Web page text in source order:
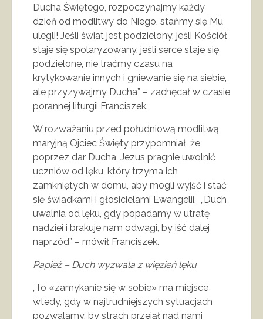
Ducha Świętego, rozpoczynajmy każdy
dzień od modlitwy do Niego, stańmy się Mu
ulegli! Jeśli świat jest podzielony, jeśli Kościół
staje się spolaryzowany, jeśli serce staje się
podzielone, nie traćmy czasu na
krytykowanie innych i gniewanie się na siebie,
ale przyzywajmy Ducha” – zachęcał w czasie
porannej liturgii Franciszek.
W rozważaniu przed południową modlitwą
maryjną Ojciec Święty przypomniał, że
poprzez dar Ducha, Jezus pragnie uwolnić
uczniów od lęku, który trzyma ich
zamkniętych w domu, aby mogli wyjść i stać
się świadkami i głosicielami Ewangelii. „Duch
uwalnia od lęku, gdy popadamy w utratę
nadziei i brakuje nam odwagi, by iść dalej
naprzód” – mówił Franciszek.
Papież – Duch wyzwala z więzień lęku
„To «zamykanie się w sobie» ma miejsce
wtedy, gdy w najtrudniejszych sytuacjach
pozwalamy, by strach przejął nad nami